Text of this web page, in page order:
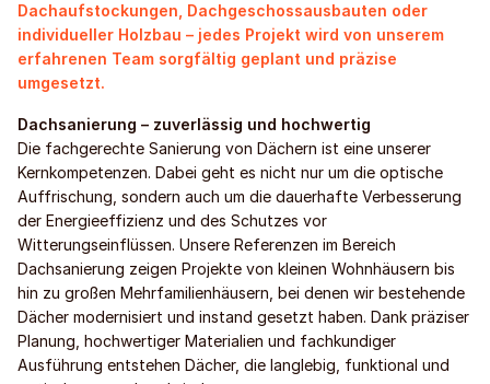
Dachaufstockungen, Dachgeschossausbauten oder
individueller Holzbau – jedes Projekt wird von unserem
erfahrenen Team sorgfältig geplant und präzise
umgesetzt.
Dachsanierung – zuverlässig und hochwertig
Die fachgerechte Sanierung von Dächern ist eine unserer
Kernkompetenzen. Dabei geht es nicht nur um die optische
Auffrischung, sondern auch um die dauerhafte Verbesserung
der Energieeffizienz und des Schutzes vor
Witterungseinflüssen. Unsere Referenzen im Bereich
Dachsanierung zeigen Projekte von kleinen Wohnhäusern bis
hin zu großen Mehrfamilienhäusern, bei denen wir bestehende
Dächer modernisiert und instand gesetzt haben. Dank präziser
Planung, hochwertiger Materialien und fachkundiger
Ausführung entstehen Dächer, die langlebig, funktional und